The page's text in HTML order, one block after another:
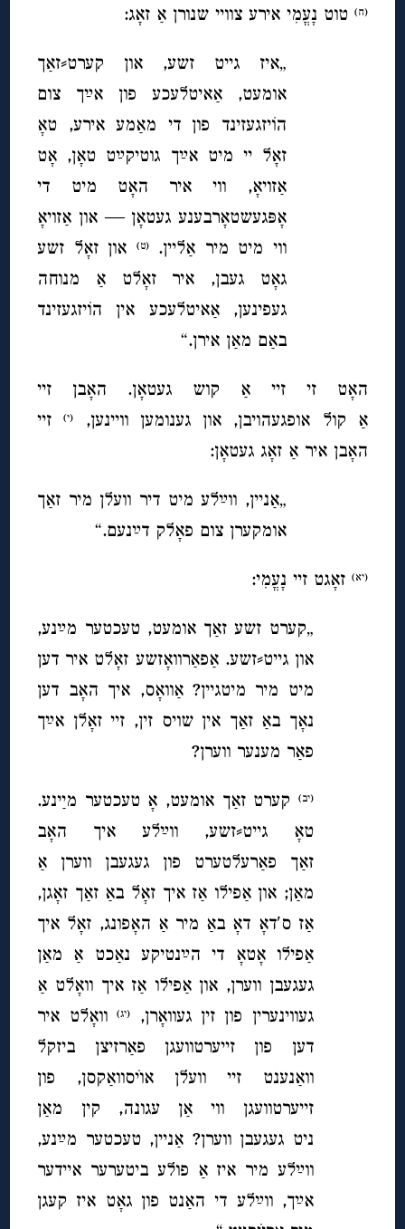
(ח) טוט נָעֳמִי אירע צוויי שנורן אַ זאָג:
„איז גייט זשע, און קערט⸗זאַך
אומעט, אַאיטלעכע פון אײַך צום
הוֹיזגעזינד פון די מאַמע אירע, טאָ
זאָל יי מיט אײַך גוטיקײַט טאָן, אָט
אַזויאָ, ווי איר האָט מיט די
אָפּגעשטאָרבענע געטאָן — און אַזויאָ
ווי מיט מיר אַליין.(ט)
און זאָל זשע
גאָט געבן, איר זאָלט אַ מנוחה
געפינען, אַאיטלעכע אין הוֹיזגעזינד
באַם מאַן אירן.“
האָט זי זיי אַ קוש געטאָן. האָבן זיי
אַ קול אופגעהויבן, און גענומען וויינען,
(י)זיי
האָבן איר אַ זאָג געטאָן:
„אַניין, ווײַלע מיט דיר וועלן מיר זאַך
אומקערן צום פאָלק דײַנעם.“
(יא) זאָגט זיי נָעֳמִי:
„קערט זשע זאַך אומעט, טעכטער מײַנע,
און גייט⸗זשע. אַפאַרוואָזשע זאָלט איר דען
מיט מיר מיטגיין? אַוואָס, איך האָב דען
נאָך באַ זאַך אין שויס זין, זיי זאָלן אײַך
פאַר מענער ווערן?
(יב)
קערט זאַך אומעט, אָ טעכטער מײַנע.
טאָ גייט⸗זשע, ווײַלע איך האָב
זאַך פאַרעלטערט פון געגעבן ווערן אַ
מאַן; און אַפילו אַז איך זאָל באַ זאַך זאָגן,
אַז ס′דאָ דאָ באַ מיר אַ האָפונג, זאָל איך
אַפילו אָטאָ די הײַנטיקע נאַכט אַ מאַן
געגעבן ווערן, און אַפילו אַז איך וואָלט אַ
געווינערין פון זין געוואָרן,
(יג)וואָלט איר
דען פון זייערטוועגן פאַרזיצן ביזקל
וואַנענט זיי וועלן אוׂיסוואַקסן, פון
זייערטוועגן ווי אַן עגונה, קין מאַן
ניט געגעבן ווערן? אַניין, טעכטער מײַנע,
ווײַלע מיר איז אַ פולע ביטערער איידער
אײַך, ווײַלע די האַנט פון גאָט איז קעגן